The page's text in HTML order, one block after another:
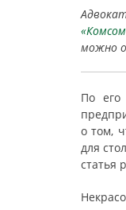
можно
По его
о том,
для
статья